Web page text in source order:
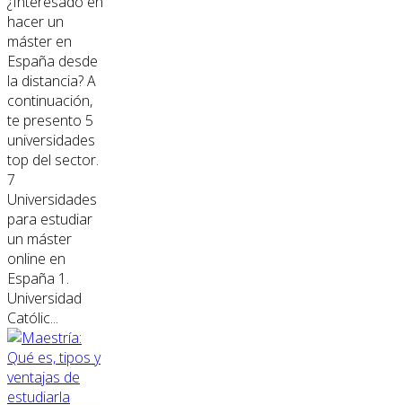
hacer un
máster en
España desde
la distancia? A
continuación,
te presento 5
universidades
top del sector.
7
Universidades
para estudiar
un máster
online en
España 1.
Universidad
Católic...